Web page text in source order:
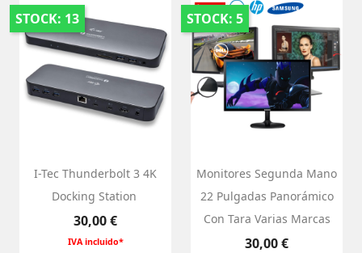
STOCK: 13
I-Tec Thunderbolt 3 4K
Docking Station ‎
Precio
30,00 €
IVA incluido*
STOCK: 5
Monitores Segunda Mano
22 Pulgadas Panorámico
Con Tara Varias Marcas
Precio
30,00 €